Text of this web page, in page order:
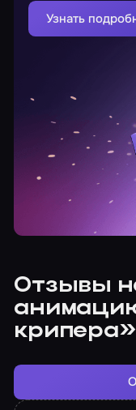
Узнать
Отзывы
крипера»